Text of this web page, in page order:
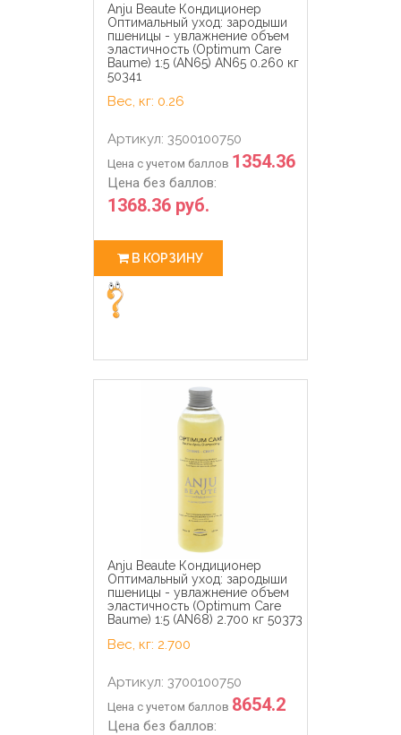
Anju Beaute Кондиционер
Оптимальный уход: зародыши
пшеницы - увлажнение объем
эластичность (Optimum Care
Baume) 1:5 (AN65) AN65 0.260 кг
50341
Вес, кг: 0.26
Артикул: 3500100750
Цена с учетом баллов 1354.36
Цена без баллов:
1368.36 руб.
В КОРЗИНУ
Anju Beaute Кондиционер
Оптимальный уход: зародыши
пшеницы - увлажнение объем
эластичность (Optimum Care
Baume) 1:5 (AN68) 2.700 кг 50373
Вес, кг: 2.700
Артикул: 3700100750
Цена с учетом баллов 8654.2
Цена без баллов: